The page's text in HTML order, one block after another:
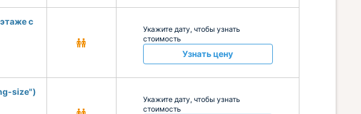
с
Укажите дату, чтобы узнать
стоимость
Узнать цену
size")
Укажите дату, чтобы узнать
стоимость